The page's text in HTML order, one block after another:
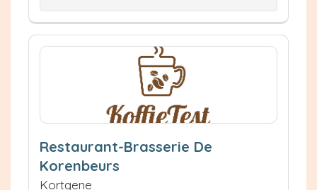
Restaurant-Brasserie De
Korenbeurs
Kortgene